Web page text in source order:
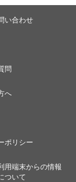
い合わせ
問
へ
ポリシー
用端末からの情報
ついて